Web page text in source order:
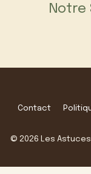
Notre
Contact
© 2026 Les